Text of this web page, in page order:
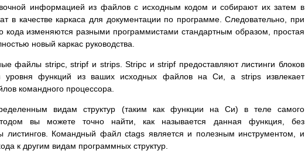
информацией из файлов с исходным кодом и собирают их затем в
в качестве каркаса для документации по программе. Следовательно, при
кода изменяются разными программистами стандартным образом, простая
новый каркас руководства.
файлы stripc, stripf и strips. Stripc и stripf предоставляют листинги блоков
уровня функций из ваших исходных файлов на Си, а strips извлекает
командного процессора.
видам структур (таким как функции на Си) в теле самого
вы можете точно найти, как называется данная функция, без
листингов. Командный файл ctags является и полезным инструментом, и
к другим видам программных структур.